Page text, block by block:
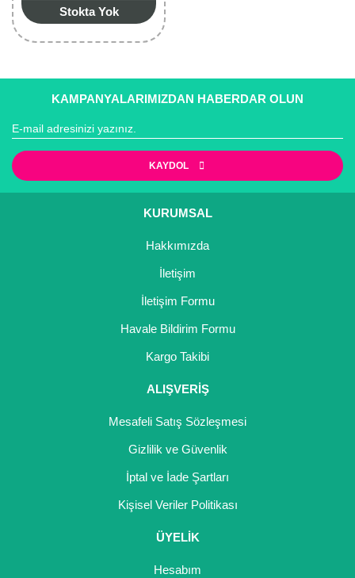
Stokta Yok
KAMPANYALARIMIZDAN HABERDAR OLUN
KAYDOL
KURUMSAL
Hakkımızda
İletişim
İletişim Formu
Havale Bildirim Formu
Kargo Takibi
ALIŞVERİŞ
Mesafeli Satış Sözleşmesi
Gizlilik ve Güvenlik
İptal ve İade Şartları
Kişisel Veriler Politikası
ÜYELİK
Hesabım